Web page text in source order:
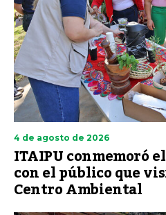
4 de agosto de 2026
ITAIPU conmemoró
con el público que
Centro Ambiental